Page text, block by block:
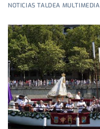
NOTICIAS TALDEA MULTIMEDIA